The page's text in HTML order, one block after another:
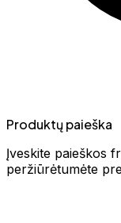
Produktų paieška
Įveskite paieškos
peržiūrėtumėte